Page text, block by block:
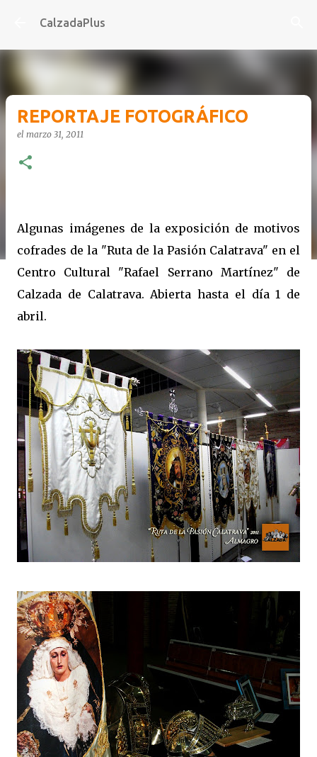
Ir al contenido principal
CalzadaPlus
REPORTAJE FOTOGRÁFICO
el marzo 31, 2011
Algunas imágenes de la exposición de motivos
cofrades de la "Ruta de la Pasión Calatrava" en el
Centro Cultural "Rafael Serrano Martínez" de
Calzada de Calatrava. Abierta hasta el día 1 de
abril.